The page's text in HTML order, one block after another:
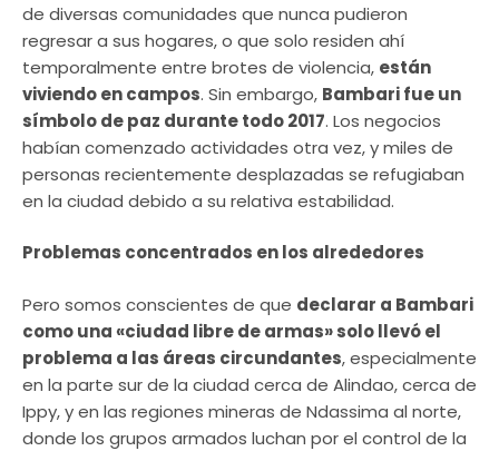
de diversas comunidades que nunca pudieron
regresar a sus hogares, o que solo residen ahí
temporalmente entre brotes de violencia, están
viviendo en campos. Sin embargo, Bambari fue un
símbolo de paz durante todo 2017. Los negocios
habían comenzado actividades otra vez, y miles de
personas recientemente desplazadas se refugiaban
en la ciudad debido a su relativa estabilidad.
Problemas concentrados en los alrededores
Pero somos conscientes de que declarar a Bambari
como una «ciudad libre de armas» solo llevó el
problema a las áreas circundantes, especialmente
en la parte sur de la ciudad cerca de Alindao, cerca de
Ippy, y en las regiones mineras de Ndassima al norte,
donde los grupos armados luchan por el control de la